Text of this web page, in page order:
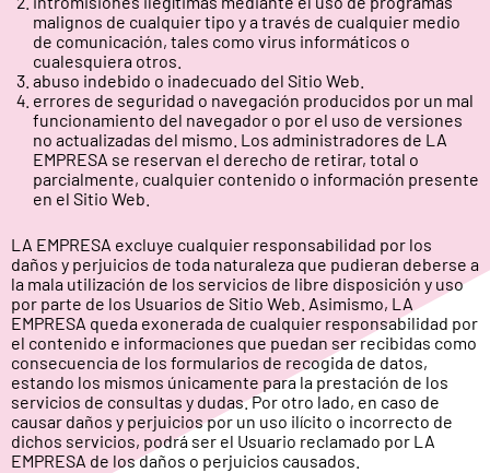
malignos de cualquier tipo y a través de cualquier medio
de comunicación, tales como virus informáticos o
cualesquiera otros.
abuso indebido o inadecuado del Sitio Web.
errores de seguridad o navegación producidos por un mal
funcionamiento del navegador o por el uso de versiones
no actualizadas del mismo. Los administradores de LA
EMPRESA se reservan el derecho de retirar, total o
parcialmente, cualquier contenido o información presente
en el Sitio Web.
LA EMPRESA excluye cualquier responsabilidad por los
daños y perjuicios de toda naturaleza que pudieran deberse a
la mala utilización de los servicios de libre disposición y uso
por parte de los Usuarios de Sitio Web. Asimismo, LA
EMPRESA queda exonerada de cualquier responsabilidad por
el contenido e informaciones que puedan ser recibidas como
consecuencia de los formularios de recogida de datos,
estando los mismos únicamente para la prestación de los
servicios de consultas y dudas. Por otro lado, en caso de
causar daños y perjuicios por un uso ilícito o incorrecto de
dichos servicios, podrá ser el Usuario reclamado por LA
EMPRESA de los daños o perjuicios causados.